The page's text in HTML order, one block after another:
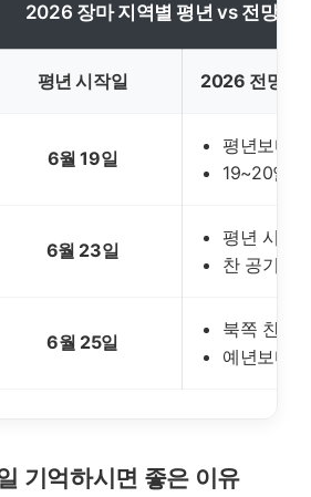
2026 장마 지역별 평년 vs 전망 비
평년 시작일 2026 전망
6월 19일
평년보다
19~20일
6월 23일
평년 시작
찬 공기 영
6월 25일
북쪽 찬 공
예년보다
기억하시면 좋은 이유